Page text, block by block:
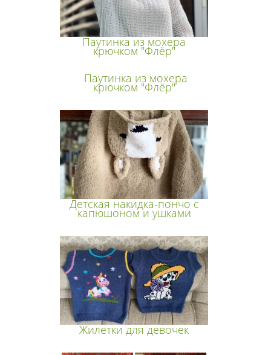
Паутинка из мохера
крючком "Флёр"
Паутинка из мохера
крючком "Флёр"
Детская накидка-пончо с
капюшоном и ушками
Жилетки для девочек